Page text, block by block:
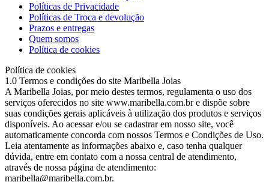
Políticas de Privacidade
Políticas de Troca e devolução
Prazos e entregas
Quem somos
Política de cookies
Política de cookies
1.0 Termos e condições do site Maribella Joias
A Maribella Joias, por meio destes termos, regulamenta o uso dos
serviços oferecidos no site www.maribella.com.br e dispõe sobre
suas condições gerais aplicáveis à utilização dos produtos e serviços
disponíveis. Ao acessar e/ou se cadastrar em nosso site, você
automaticamente concorda com nossos Termos e Condições de Uso.
Leia atentamente as informações abaixo e, caso tenha qualquer
dúvida, entre em contato com a nossa central de atendimento,
através de nossa página de atendimento:
maribella@maribella.com.br.